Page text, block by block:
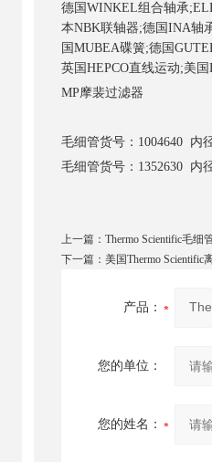
德国WINKEL组合轴承
本NBK联轴器;德国INA轴
国MUBEA碟簧;德国
英国HEPCO直线运动;美
MP摩裴过滤器
毛细管货号：1004640 内
毛细管货号：1352630 内
上一篇： Thermo Scientific毛细
下一篇： 美国Thermo Scientific
产品：
您的单位：
您的姓名：